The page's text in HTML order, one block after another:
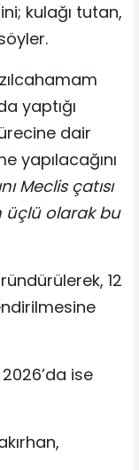
kulağı tutan,
yaptığı
dair
yapılacağını
Meclis çatısı
üçlü olarak bu
12
ise